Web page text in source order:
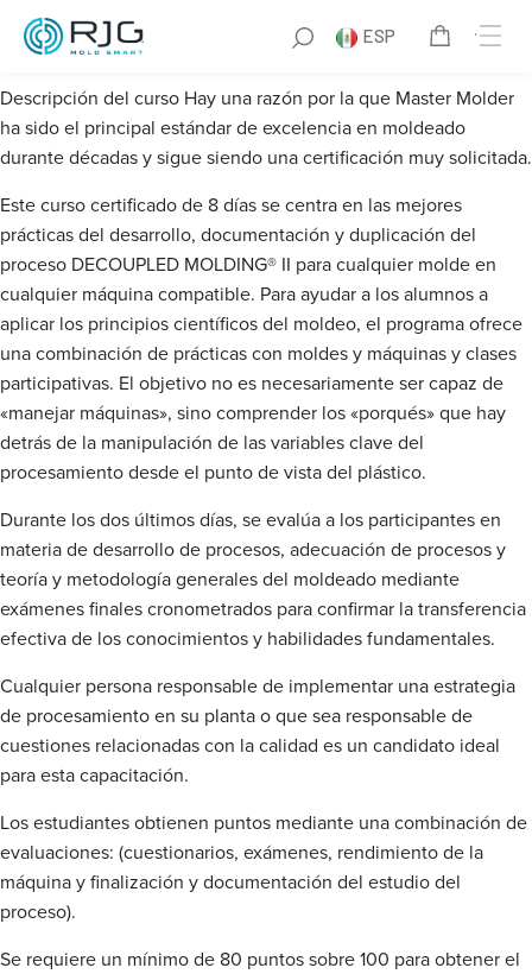
ESP
Master Molder® I
Descripción del curso Hay una razón por la que Master Molder
ha sido el principal estándar de excelencia en moldeado
durante décadas y sigue siendo una certificación muy solicitada.
Este curso certificado de 8 días se centra en las mejores
prácticas del desarrollo, documentación y duplicación del
proceso DECOUPLED MOLDING® II para cualquier molde en
cualquier máquina compatible. Para ayudar a los alumnos a
aplicar los principios científicos del moldeo, el programa ofrece
una combinación de prácticas con moldes y máquinas y clases
participativas. El objetivo no es necesariamente ser capaz de
«manejar máquinas», sino comprender los «porqués» que hay
detrás de la manipulación de las variables clave del
procesamiento desde el punto de vista del plástico.
Durante los dos últimos días, se evalúa a los participantes en
materia de desarrollo de procesos, adecuación de procesos y
teoría y metodología generales del moldeado mediante
exámenes finales cronometrados para confirmar la transferencia
efectiva de los conocimientos y habilidades fundamentales.
Cualquier persona responsable de implementar una estrategia
de procesamiento en su planta o que sea responsable de
cuestiones relacionadas con la calidad es un candidato ideal
para esta capacitación.
Los estudiantes obtienen puntos mediante una combinación de
evaluaciones: (cuestionarios, exámenes, rendimiento de la
máquina y finalización y documentación del estudio del
proceso).
Se requiere un mínimo de 80 puntos sobre 100 para obtener el